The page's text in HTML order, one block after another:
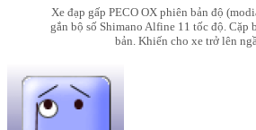
Xe đạp gấp PECO OX phiên bản độ
gắn bộ số Shimano Alfine 11 tốc độ. Cặp
bản. Khiến cho xe trở lên